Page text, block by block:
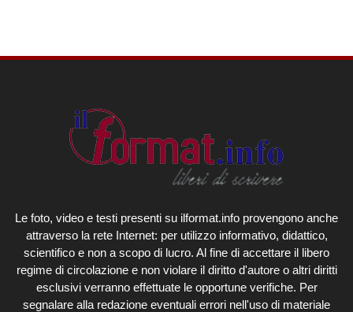
Le foto, video e testi presenti su ilformat.info provengono anche
attraverso la rete Internet: per utilizzo informativo, didattico,
scientifico e non a scopo di lucro. Al fine di accettare il libero
regime di circolazione e non violare il diritto d'autore o altri diritti
esclusivi verranno effettuate le opportune verifiche. Per
segnalare alla redazione eventuali errori nell'uso di materiale